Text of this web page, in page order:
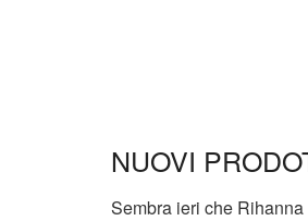
NUOVI
Sembra ieri che